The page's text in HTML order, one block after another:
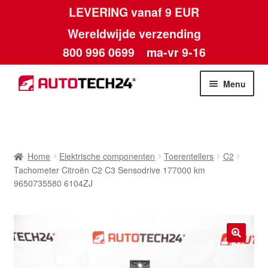
LEVERING vanaf 9 EUR
Wereldwijde verzending
800 996 0699 ma-vr 9-16
Ga
door
Ga
naar
Menu
Algemene voorwaarden
Betalingen
Contact
Home Elektrische componenten Toerentellers
C2
Tachometer Citroën C2 C3 Sensodrive 177000 km
9650735580 6104ZJ